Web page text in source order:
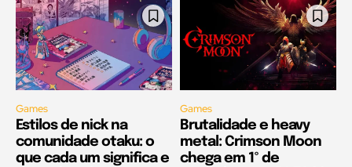
Games
Estilos de nick na
comunidade otaku: o
que cada um significa e
Games
Brutalidade e heavy
metal: Crimson Moon
chega em 1º de